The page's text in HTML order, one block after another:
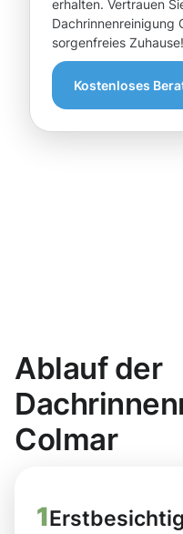
erhalten. Vertrauen
Dachrinnenreinigung
sorgenfreies Zuhause!
Kostenloses
Ablauf der
Colmar
1